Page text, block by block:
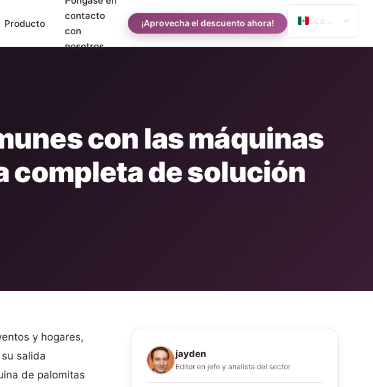
Producto
contacto
con
nosotros
¡Aprovecha el descuento ahora!
English
con las máquinas
completa de solución
y hogares,
salida
de palomitas
jayden
Editor en jefe y analista del sector